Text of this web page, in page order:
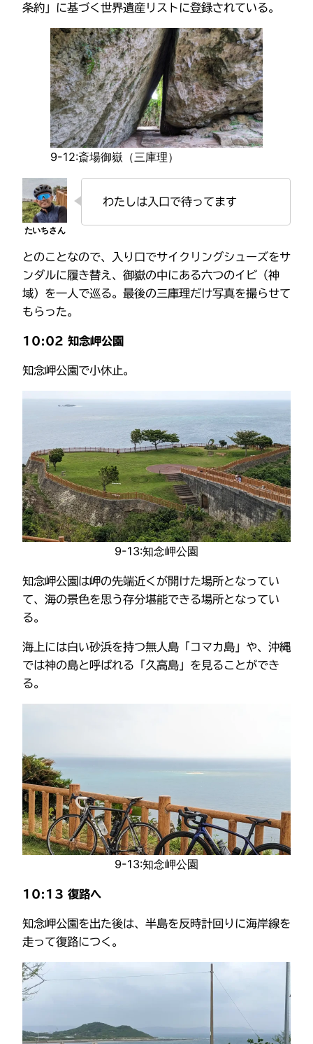
条約」に基づく世界遺産リストに登録されている。
9-12:斎場御嶽（三庫理）
わたしは入口で待ってます
とのことなので、入り口でサイクリングシューズをサ
ンダルに履き替え、御嶽の中にある六つのイビ（神
域）を一人で巡る。最後の三庫理だけ写真を撮らせて
もらった。
10:02 知念岬公園
知念岬公園で小休止。
9-13:知念岬公園
知念岬公園は岬の先端近くが開けた場所となってい
て、海の景色を思う存分堪能できる場所となってい
る。
海上には白い砂浜を持つ無人島「コマカ島」や、沖縄
では神の島と呼ばれる「久高島」を見ることができ
る。
9-13:知念岬公園
10:13 復路へ
知念岬公園を出た後は、半島を反時計回りに海岸線を
走って復路につく。